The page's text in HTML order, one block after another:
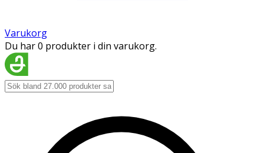
Varukorg
Du har 0 produkter i din varukorg.